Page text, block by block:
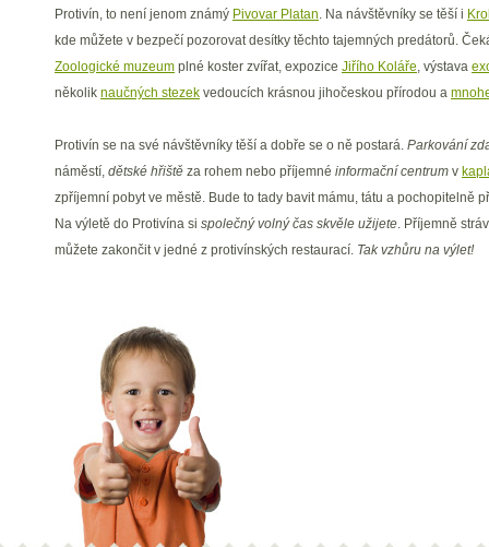
Protivín, to není jenom známý Pivovar Platan. Na návštěvníky se těší i
kde můžete v bezpečí pozorovat desítky těchto tajemných predátorů.
Zoologické muzeum plné koster zvířat, expozice Jiřího Koláře, výstava
několik naučných stezek vedoucích krásnou jihočeskou přírodou a
Protivín se na své návštěvníky těší a dobře se o ně postará. Parkování
náměstí, dětské hřiště za rohem nebo příjemné informační centrum v
zpříjemní pobyt ve městě. Bude to tady bavit mámu, tátu a pochopitelně
Na výletě do Protivína si společný volný čas skvěle užijete. Příjemně
můžete zakončit v jedné z protivínských restaurací. Tak vzhůru na výlet!